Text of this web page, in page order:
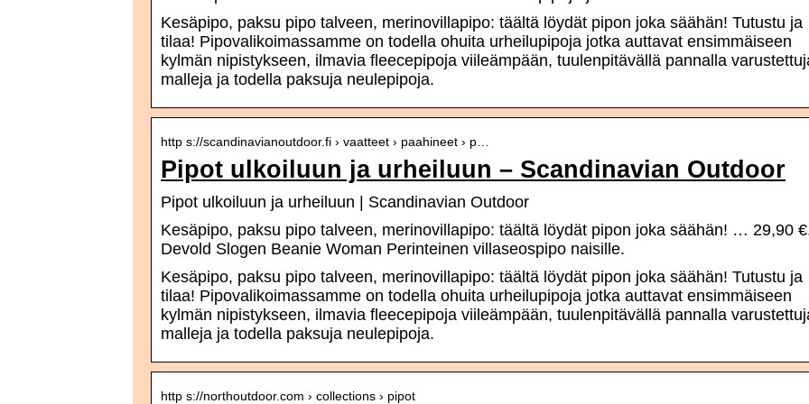
Kesäpipo, paksu pipo talveen, merinovillapipo: täältä löydät pipon joka säähän! Tutustu ja
tilaa! Pipovalikoimassamme on todella ohuita urheilupipoja jotka auttavat ensimmäiseen
kylmän nipistykseen, ilmavia fleecepipoja viileämpään, tuulenpitävällä pannalla
malleja ja todella paksuja neulepipoja.
http s://scandinavianoutdoor.fi › vaatteet › paahineet › p…
Pipot ulkoiluun ja urheiluun – Scandinavian Outdoor
Pipot ulkoiluun ja urheiluun | Scandinavian Outdoor
Kesäpipo, paksu pipo talveen, merinovillapipo: täältä löydät pipon joka säähän! … 29,90
Devold Slogen Beanie Woman Perinteinen villaseospipo naisille.
Kesäpipo, paksu pipo talveen, merinovillapipo: täältä löydät pipon joka säähän! Tutustu ja
tilaa! Pipovalikoimassamme on todella ohuita urheilupipoja jotka auttavat ensimmäiseen
kylmän nipistykseen, ilmavia fleecepipoja viileämpään, tuulenpitävällä pannalla
malleja ja todella paksuja neulepipoja.
http s://northoutdoor.com › collections › pipot